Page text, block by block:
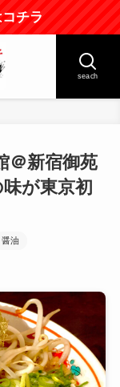
チラ
seach
＠新宿御苑
が東京初
醤油